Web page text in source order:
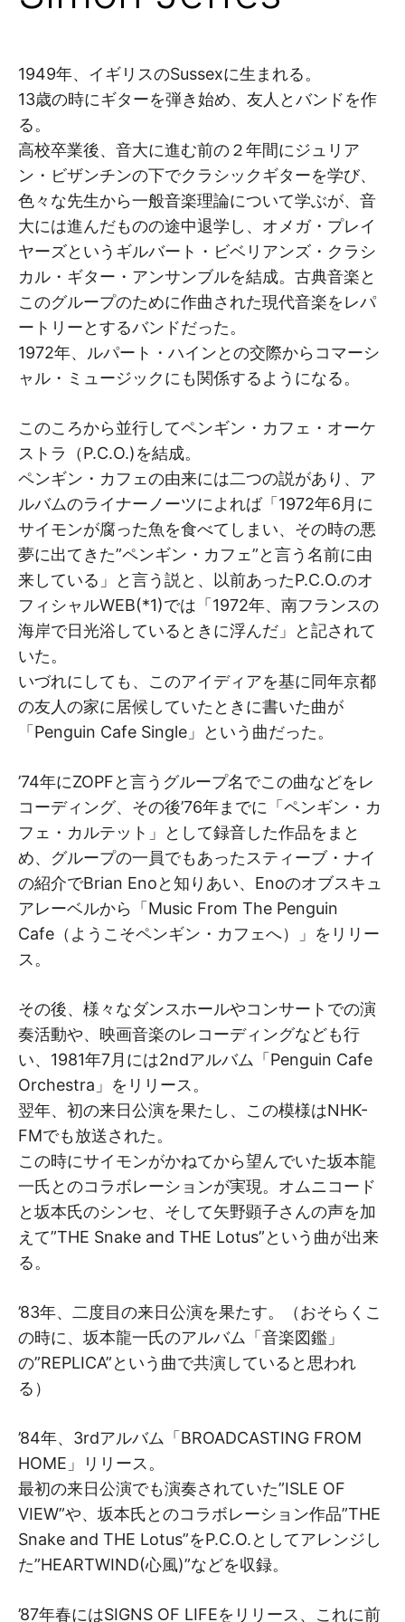
1949年、イギリスのSussexに生まれる。
13歳の時にギターを弾き始め、友人とバンドを作
る。
高校卒業後、音大に進む前の２年間にジュリア
ン・ビザンチンの下でクラシックギターを学び、
色々な先生から一般音楽理論について学ぶが、音
大には進んだものの途中退学し、オメガ・プレイ
ヤーズというギルバート・ビベリアンズ・クラシ
カル・ギター・アンサンブルを結成。古典音楽と
このグループのために作曲された現代音楽をレパ
ートリーとするバンドだった。
1972年、ルパート・ハインとの交際からコマーシ
ャル・ミュージックにも関係するようになる。
このころから並行してペンギン・カフェ・オーケ
ストラ（P.C.O.)を結成。
ペンギン・カフェの由来には二つの説があり、ア
ルバムのライナーノーツによれば「1972年6月に
サイモンが腐った魚を食べてしまい、その時の悪
夢に出てきた”ペンギン・カフェ”と言う名前に由
来している」と言う説と、以前あったP.C.O.のオ
フィシャルWEB(*1)では「1972年、南フランスの
海岸で日光浴しているときに浮んだ」と記されて
いた。
いづれにしても、このアイディアを基に同年京都
の友人の家に居候していたときに書いた曲が
「Penguin Cafe Single」という曲だった。
’74年にZOPFと言うグループ名でこの曲などをレ
コーディング、その後’76年までに「ペンギン・カ
フェ・カルテット」として録音した作品をまと
め、グループの一員でもあったスティーブ・ナイ
の紹介でBrian Enoと知りあい、Enoのオブスキュ
アレーベルから「Music From The Penguin
Cafe（ようこそペンギン・カフェへ）」をリリー
ス。
その後、様々なダンスホールやコンサートでの演
奏活動や、映画音楽のレコーディングなども行
い、1981年7月には2ndアルバム「Penguin Cafe
Orchestra」をリリース。
翌年、初の来日公演を果たし、この模様はNHK-
FMでも放送された。
この時にサイモンがかねてから望んでいた坂本龍
一氏とのコラボレーションが実現。オムニコード
と坂本氏のシンセ、そして矢野顕子さんの声を加
えて”THE Snake and THE Lotus”という曲が出来
る。
’83年、二度目の来日公演を果たす。（おそらくこ
の時に、坂本龍一氏のアルバム「音楽図鑑」
の”REPLICA”という曲で共演していると思われ
る）
’84年、3rdアルバム「BROADCASTING FROM
HOME」リリース。
最初の来日公演でも演奏されていた”ISLE OF
VIEW”や、坂本氏とのコラボレーション作品”THE
Snake and THE Lotus”をP.C.O.としてアレンジし
た”HEARTWIND(心風)”などを収録。
’87年春にはSIGNS OF LIFEをリリース、これに前